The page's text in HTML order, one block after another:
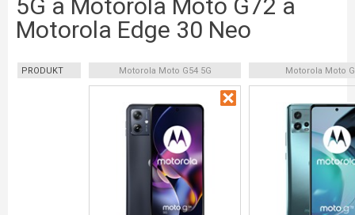
5G a Motorola Moto G72 a
Motorola Edge 30 Neo
PRODUKT Motorola Moto G54 5G Motorola Moto